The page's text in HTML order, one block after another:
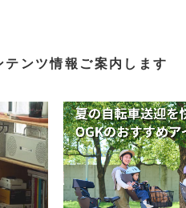
テンツ情報ご案内します